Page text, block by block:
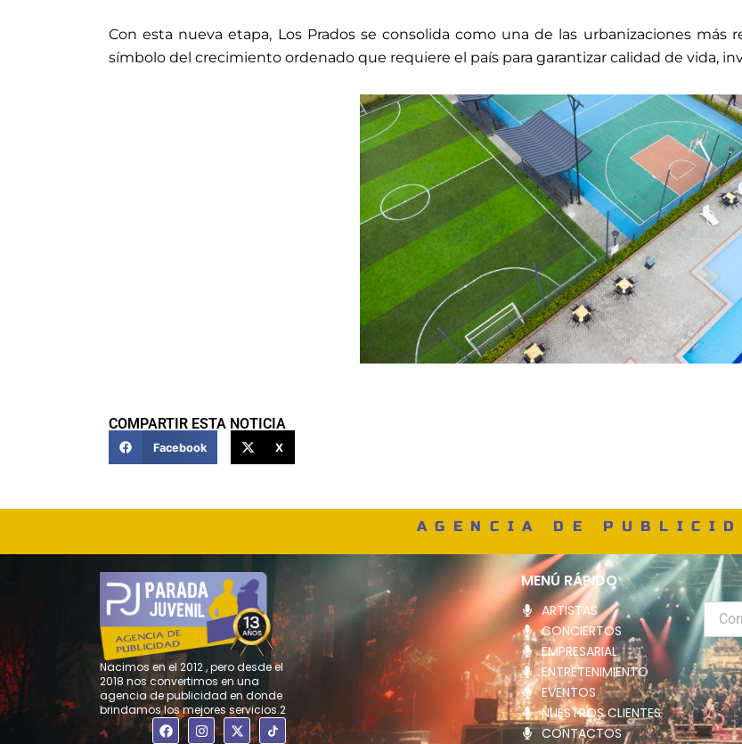
Con esta nueva etapa, Los Prados se consolida como una de las urbanizaciones
símbolo del crecimiento ordenado que requiere el país para garantizar calidad de vida,
COMPARTIR ESTA NOTICIA
Facebook X
AGENCIA DE
Nacimos en el 2012 , pero desde el
2018 nos convertimos en una
agencia de publicidad en donde
brindamos los mejores servicios.2
F
a
I
n
X
-
MENÚ RÁPIDO
ARTISTAS
CONCIERTOS
EMPRESARIAL
ENTRETENIMIENTO
EVENTOS
NUESTROS CLIENTES
CONTACTOS
Correo